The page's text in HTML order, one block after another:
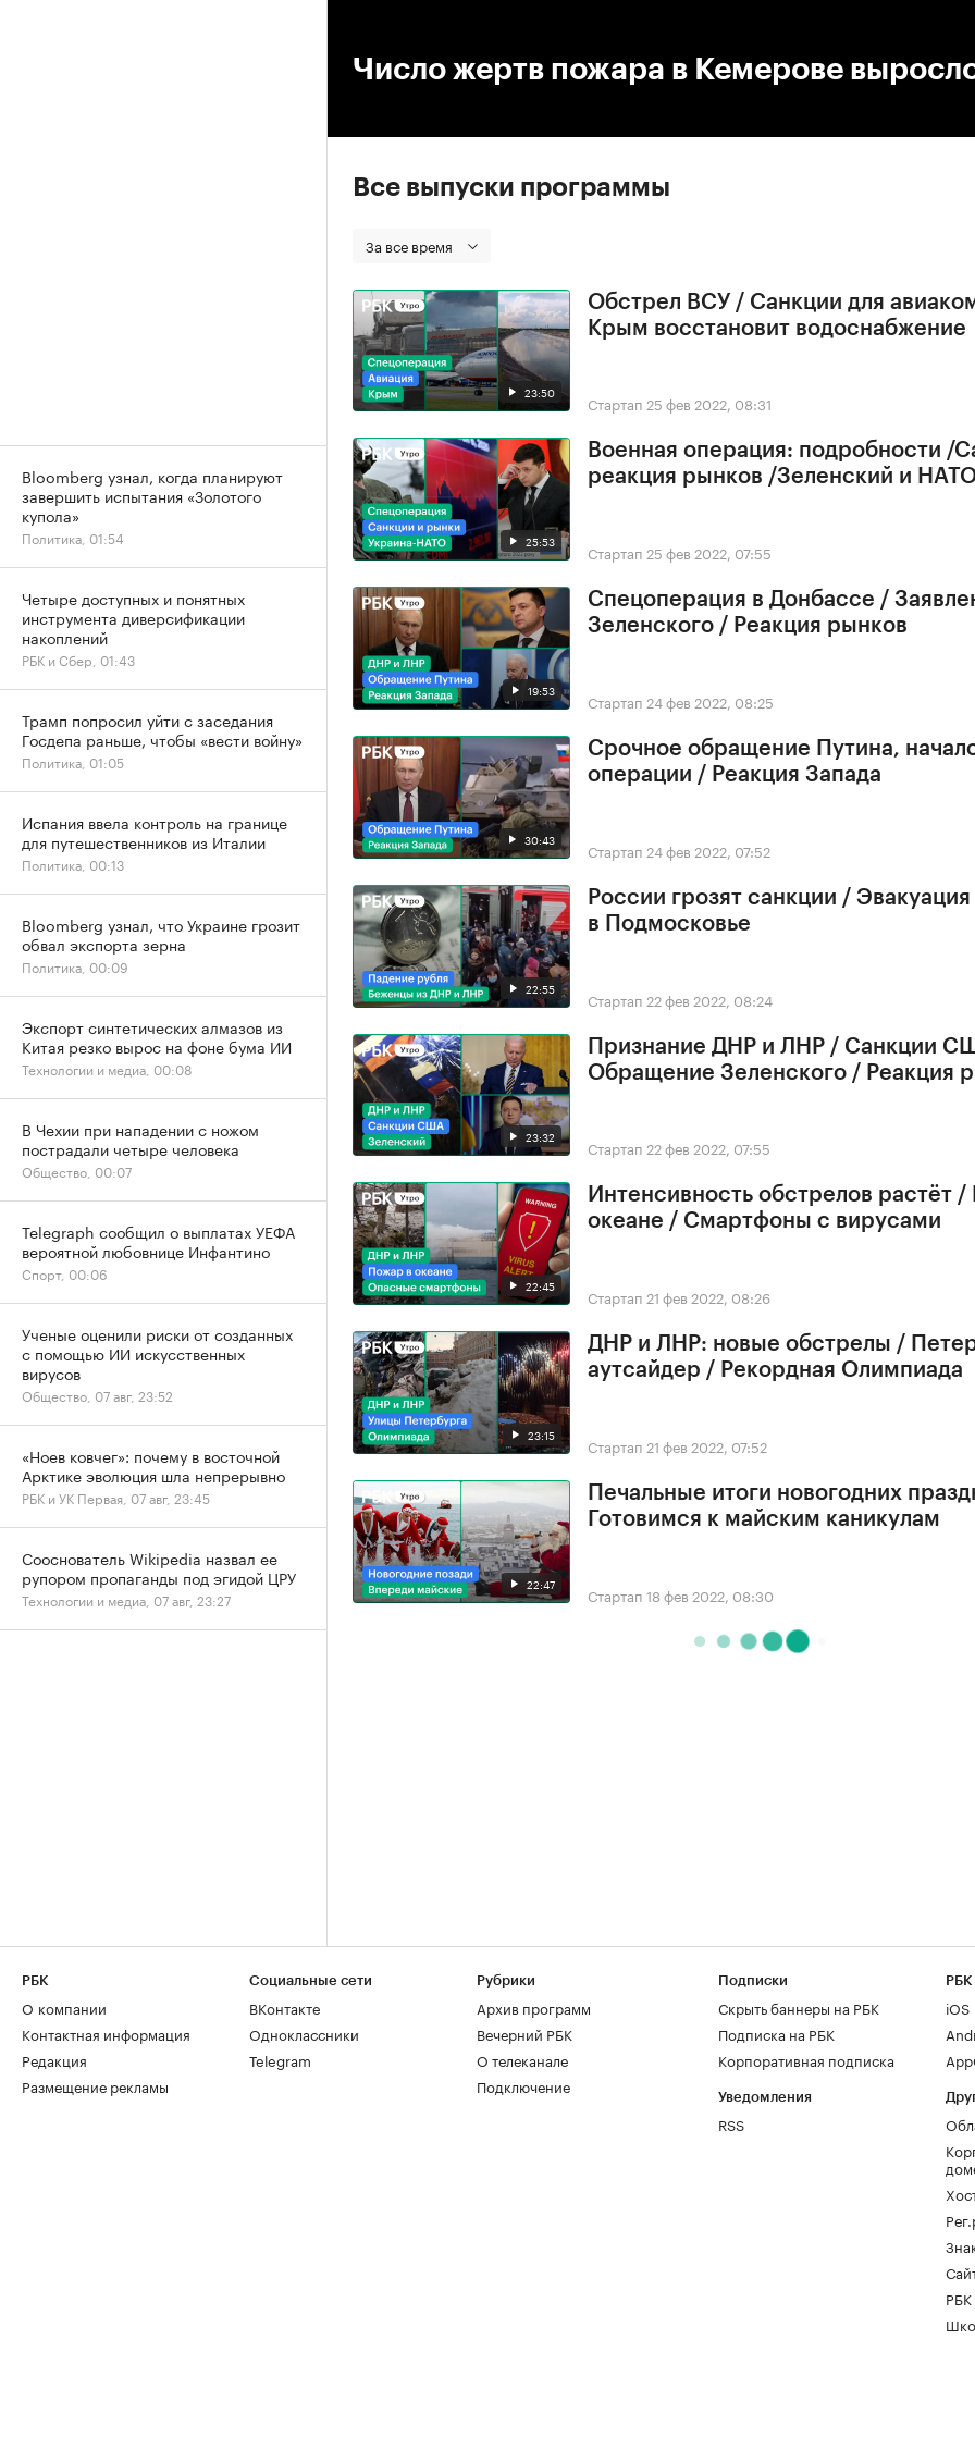
Число жертв пожара в Кемерове
Все выпуски программы
За все время
23:50
Обстрел ВСУ / Санкции для
Крым восстановит водоснабжение
Стартап 25 фев 2022, 08:31
25:53
Военная операция: подробности /
реакция рынков /Зеленский и
Стартап 25 фев 2022, 07:55
19:53
Спецоперация в Донбассе /
Зеленского / Реакция рынков
Стартап 24 фев 2022, 08:25
30:43
Срочное обращение Путина,
операции / Реакция Запада
Стартап 24 фев 2022, 07:52
22:55
России грозят санкции /
в Подмосковье
Стартап 22 фев 2022, 08:24
23:32
Признание ДНР и ЛНР / Санкции
Обращение Зеленского / Реакция
Стартап 22 фев 2022, 07:55
22:45
Интенсивность обстрелов растёт
океане / Смартфоны с вирусами
Стартап 21 фев 2022, 08:26
23:15
ДНР и ЛНР: новые обстрелы /
аутсайдер / Рекордная Олимпиада
Стартап 21 фев 2022, 07:52
22:47
Печальные итоги новогодних
Готовимся к майским каникулам
Стартап 18 фев 2022, 08:30
Bloomberg узнал, когда планируют
завершить испытания «Золотого
купола»
Политика, 01:54
Четыре доступных и понятных
инструмента диверсификации
накоплений
РБК и Сбер, 01:43
Трамп попросил уйти с заседания
Госдепа раньше, чтобы «вести войну»
Политика, 01:05
Испания ввела контроль на границе
для путешественников из Италии
Политика, 00:13
Bloomberg узнал, что Украине грозит
обвал экспорта зерна
Политика, 00:09
Экспорт синтетических алмазов из
Китая резко вырос на фоне бума ИИ
Технологии и медиа, 00:08
В Чехии при нападении с ножом
пострадали четыре человека
Общество, 00:07
Telegraph сообщил о выплатах УЕФА
вероятной любовнице Инфантино
Спорт, 00:06
Ученые оценили риски от созданных
с помощью ИИ искусственных
вирусов
Общество, 07 авг, 23:52
«Ноев ковчег»: почему в восточной
Арктике эволюция шла непрерывно
РБК и УК Первая, 07 авг, 23:45
Сооснователь Wikipedia назвал ее
рупором пропаганды под эгидой ЦРУ
Технологии и медиа, 07 авг, 23:27
РБК
О компании
Контактная информация
Редакция
Размещение рекламы
Социальные сети
ВКонтакте
Одноклассники
Telegram
Рубрики
Архив программ
Вечерний РБК
О телеканале
Подключение
Подписки
Скрыть баннеры на РБК
Подписка на РБК
Корпоративная подписка
Уведомления
RSS
РБК
iOS